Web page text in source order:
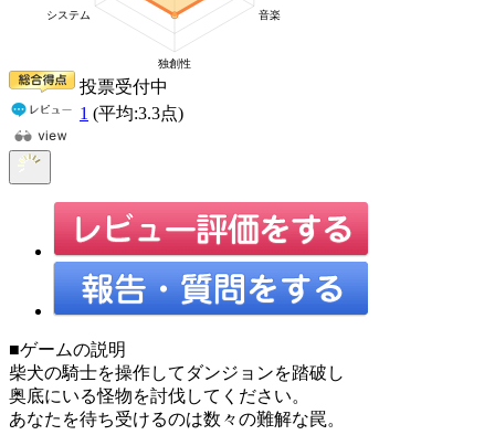
投票受付中
1 (平均:3.3点)
■ゲームの説明
柴犬の騎士を操作してダンジョンを踏破し
奥底にいる怪物を討伐してください。
あなたを待ち受けるのは数々の難解な罠。